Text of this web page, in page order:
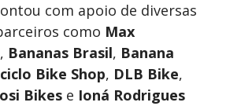
com apoio de diversas
como Max
, Bananas Brasil, Banana
Bike Shop, DLB Bike,
Bikes e Ioná Rodrigues